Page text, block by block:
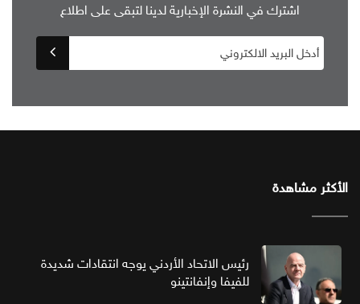
اشترك في النشرة الإخبارية لدينا لتبقى على اطلاع
الأكثر مشاهدة
رئيس الاتحاد الأردني يوجه انتقادات شديدة
للفيفا وإنفانتينو